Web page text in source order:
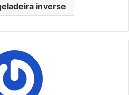
inverse